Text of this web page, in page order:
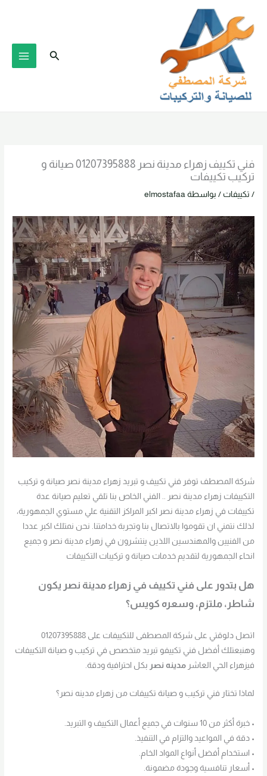
المحتوى
البحث
فني تكييف زهراء مدينة نصر 01207395888 صيانة و
تركيب تكييفات
/ تكييفات / بواسطة elmostafaa
شركة المصطف توفر فني تكييف و تبريد زهراء مدينة نصر صيانة و تركيب
التكييفات زهراء مدينة نصر .. الفني الخاص بنا تلقي تعليم صيانة عدة
تكييفات في زهراء مدينة نصر اكبر المراكز التقنية علي مستوي الجمهورية،
لذلك نتمني ان تقوموا بالاتصال بنا وتجربة خدامتنا. نحن نمتلك اكبر عددا
من الفنيين والمهندسين اللذين ينتشرون في زهراء مدينة نصر و جميع
انحاء الجمهورية لتقديم خدمات صيانة و تركيبات التكييفات
هل بتدور على فني تكييف في زهراء مدينة نصر يكون
شاطر، ملتزم، وسعره كويس؟
اتصل دلوقتي على شركة المصطفى للتكييفات على 01207395888
وهنبعتلك أفضل فني تكييفو تبريد متخصص في تركيب و صيانة التكييفات
فيزهراء الحي العاشرمدينه نصر بكل احترافية ودقة.
لماذا تختار فني تركيب و صيانة تكييفات من زهراء مدينه نصر؟
• خبرة أكثر من 10 سنوات في جميع أعمال التكييف و التبريد.
• دقة في المواعيد والتزام في التنفيذ.
• استخدام أفضل أنواع المواد الخام.
• أسعار تنافسية وجودة مضمونة.